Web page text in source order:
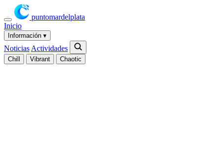
puntomardelplata
Inicio
Información ▾
Noticias Actividades
Chill Vibrant Chaotic